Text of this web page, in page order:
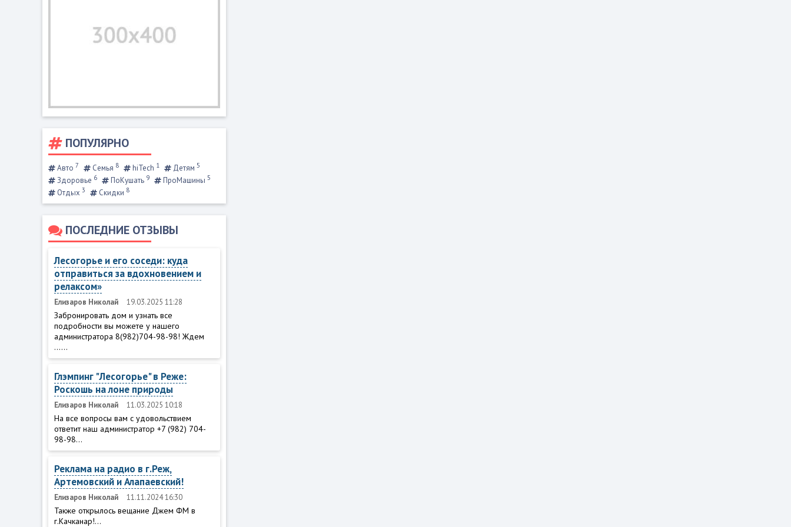
ПОПУЛЯРНО
Авто 7 Семья 8 hiTech 1 Детям 5
Здоровье 6 ПоКушать 9 ПроМашины 5
Отдых 3 Скидки 8
ПОСЛЕДНИЕ ОТЗЫВЫ
Лесогорье и его соседи: куда
отправиться за вдохновением и
релаксом»
Елизаров Николай 19.03.2025 11:28
Забронировать дом и узнать все
подробности вы можете у нашего
администратора 8(982)704-98-98! Ждем
......
Глэмпинг "Лесогорье" в Реже:
Роскошь на лоне природы
Елизаров Николай 11.03.2025 10:18
На все вопросы вам с удовольствием
ответит наш администратор +7 (982) 704-
98-98...
Реклама на радио в г.Реж,
Артемовский и Алапаевский!
Елизаров Николай 11.11.2024 16:30
Также открылось вещание Джем ФМ в
г.Качканар!...